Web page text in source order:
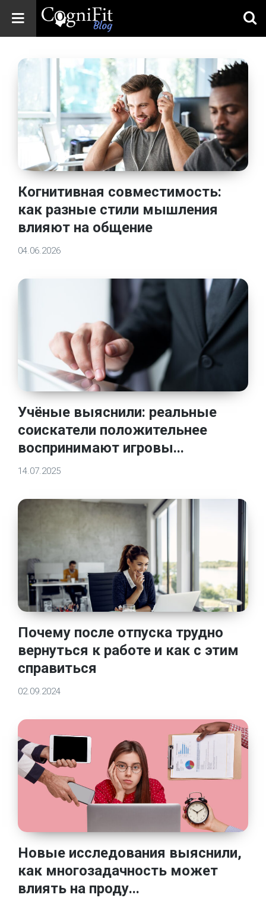
Blog: Brain
Health
News
Brain Training,
Mental Health, and
Wellness
Когнитивная совместимость:
как разные стили мышления
влияют на общение
04.06.2026
Учёные выяснили: реальные
соискатели положительнее
воспринимают игровы...
14.07.2025
Почему после отпуска трудно
вернуться к работе и как с этим
справиться
02.09.2024
Новые исследования выяснили,
как многозадачность может
влиять на проду...